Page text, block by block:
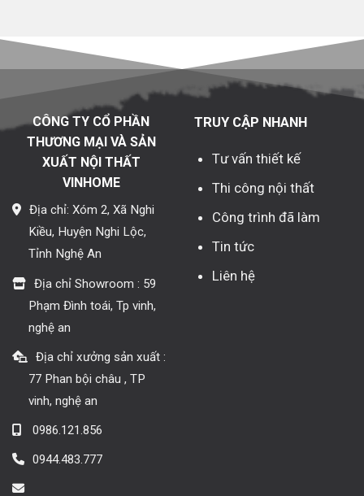
CÔNG TY CỔ PHẦN
THƯƠNG MẠI VÀ SẢN
XUẤT NỘI THẤT
VINHOME
Địa chỉ: Xóm 2, Xã Nghi
Kiều, Huyện Nghi Lộc,
Tỉnh Nghệ An
Địa chỉ Showroom : 59
Phạm Đình toái, Tp vinh,
nghệ an
Địa chỉ xưởng sản xuất :
77 Phan bội châu , TP
vinh, nghệ an
0986.121.856
0944.483.777
TRUY CẬP NHANH
Tư vấn thiết kế
Thi công nội thất
Công trình đã làm
Tin tức
Liên hệ